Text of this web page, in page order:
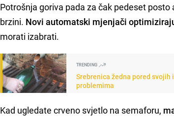
Potrošnja goriva pada za čak pedeset
brzini. Novi automatski mjenjači
morati izabrati.
TRENDING
Srebrenica žedna pored
problemima
Kad ugledate crveno svjetlo na semaforu,